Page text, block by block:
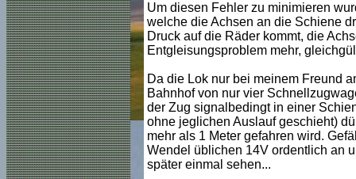
Um diesen Fehler zu minimieren
welche die Achsen an die Schiene
Druck auf die Räder kommt, die
Entgleisungsproblem mehr,
Da die Lok nur bei meinem Freund
Bahnhof von nur vier
der Zug signalbedingt in einer
ohne jeglichen Auslauf geschieht)
mehr als 1 Meter gefahren wird.
Wendel üblichen 14V ordentlich an
später einmal sehen...